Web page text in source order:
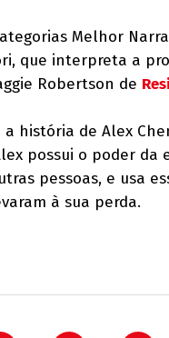
Melhor
que interpreta a
Robertson de
a história de Alex
possui o poder da
pessoas, e usa
à sua perda.